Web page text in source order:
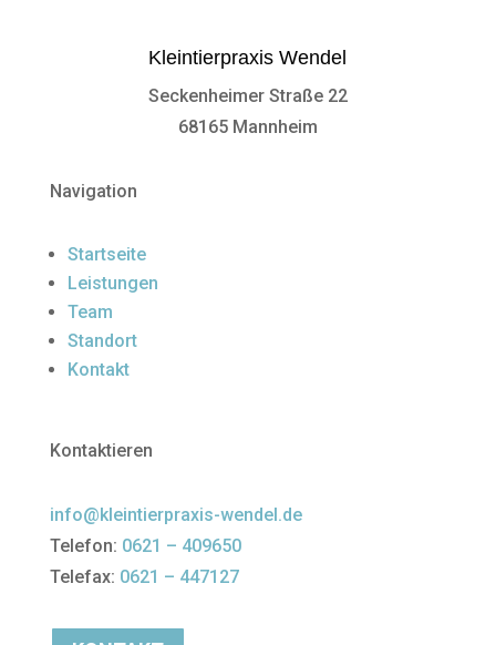
Kleintierpraxis Wendel
Seckenheimer Straße 22
68165 Mannheim
Navigation
Startseite
Leistungen
Team
Standort
Kontakt
Kontaktieren
info@kleintierpraxis-wendel.de
Telefon: 0621 – 409650
Telefax: 0621 – 447127